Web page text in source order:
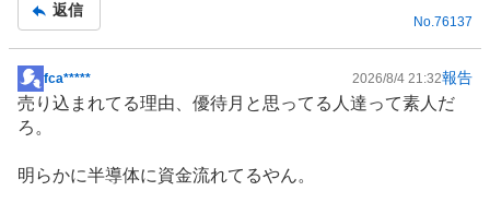
事
返信
No. 76137
掲
示
板
事
fca***** 2026/8/4 21:32報告
売り込まれてる理由、優待月と思ってる人達って素人だ
ろ。
明らかに半導体に資金流れてるやん。